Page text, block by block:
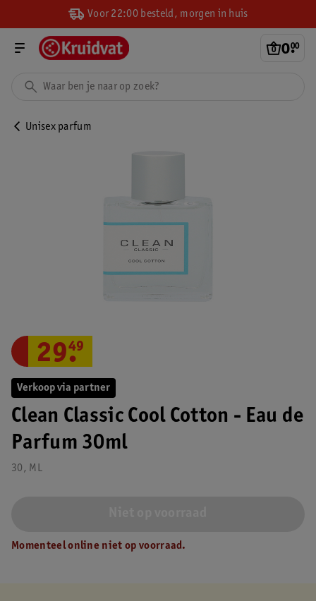
Voor 22:00 besteld, morgen in huis
0.
00
Unisex parfum
Verkoop via partner
Clean Classic Cool Cotton - Eau de
Parfum 30ml
30, ML
29.
49
Momenteel online niet op voorraad.